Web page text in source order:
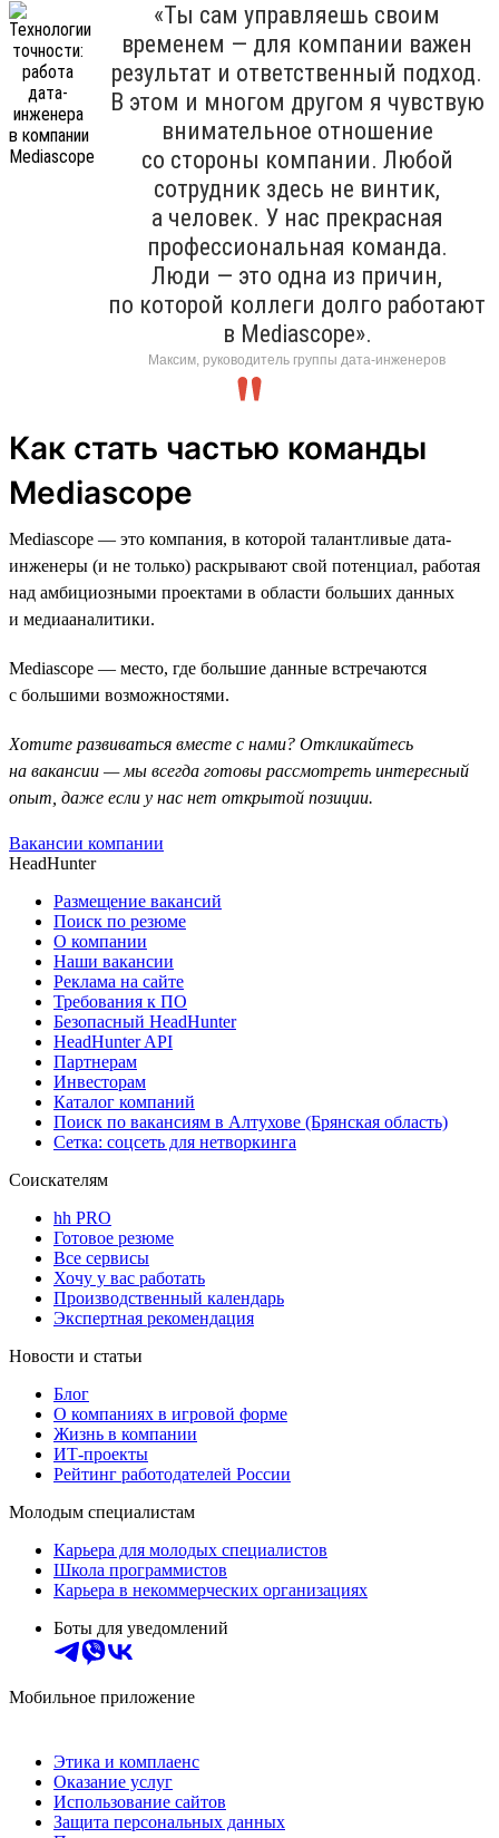
«Ты сам управляешь своим
временем — для компании важен
результат и ответственный подход.
В этом и многом другом я чувствую
внимательное отношение
со стороны компании. Любой
сотрудник здесь не винтик,
а человек. У нас прекрасная
профессиональная команда.
Люди — это одна из причин,
по которой коллеги долго работают
в Mediascope».
Максим, руководитель группы дата-инженеров
Как стать частью команды
Mediascope
Mediascope — это компания, в которой талантливые дата-
инженеры (и не только) раскрывают свой потенциал, работая
над амбициозными проектами в области больших данных
и медиааналитики.
Mediascope — место, где большие данные встречаются
с большими возможностями.
Хотите развиваться вместе с нами? Откликайтесь
на вакансии — мы всегда готовы рассмотреть интересный
опыт, даже если у нас нет открытой позиции.
Вакансии компании
HeadHunter
Размещение вакансий
Поиск по резюме
О компании
Наши вакансии
Реклама на сайте
Требования к ПО
Безопасный HeadHunter
HeadHunter API
Партнерам
Инвесторам
Каталог компаний
Поиск по вакансиям в Алтухове (Брянская область)
Сетка: соцсеть для нетворкинга
Соискателям
hh PRO
Готовое резюме
Все сервисы
Хочу у вас работать
Производственный календарь
Экспертная рекомендация
Новости и статьи
Блог
О компаниях в игровой форме
Жизнь в компании
ИТ-проекты
Рейтинг работодателей России
Молодым специалистам
Карьера для молодых специалистов
Школа программистов
Карьера в некоммерческих организациях
Боты для уведомлений
Мобильное приложение
Этика и комплаенс
Оказание услуг
Использование сайтов
Защита персональных данных